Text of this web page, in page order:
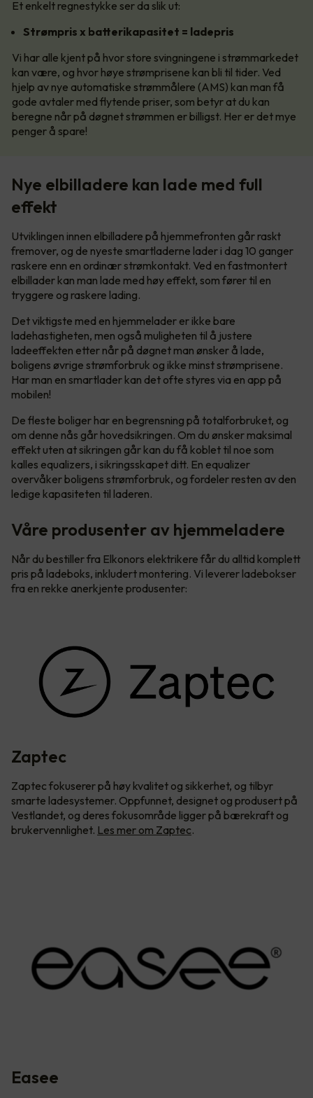
Et enkelt regnestykke ser da slik ut:
Strømpris x batterikapasitet = ladepris
Vi har alle kjent på hvor store svingningene i strømmarkedet
kan være, og hvor høye strømprisene kan bli til tider. Ved
hjelp av nye automatiske strømmålere (AMS) kan man få
gode avtaler med flytende priser, som betyr at du kan
beregne når på døgnet strømmen er billigst. Her er det mye
penger å spare!
Nye elbilladere kan lade med full
effekt
Utviklingen innen elbilladere på hjemmefronten går raskt
fremover, og de nyeste smartladerne lader i dag 10 ganger
raskere enn en ordinær strømkontakt. Ved en fastmontert
elbillader kan man lade med høy effekt, som fører til en
tryggere og raskere lading.
Det viktigste med en hjemmelader er ikke bare
ladehastigheten, men også muligheten til å justere
ladeeffekten etter når på døgnet man ønsker å lade,
boligens øvrige strømforbruk og ikke minst strømprisene.
Har man en smartlader kan det ofte styres via en app på
mobilen!
De fleste boliger har en begrensning på totalforbruket, og
om denne nås går hovedsikringen. Om du ønsker maksimal
effekt uten at sikringen går kan du få koblet til noe som
kalles equalizers, i sikringsskapet ditt. En equalizer
overvåker boligens strømforbruk, og fordeler resten av den
ledige kapasiteten til laderen.
Våre produsenter av hjemmeladere
Når du bestiller fra Elkonors elektrikere får du alltid komplett
pris på ladeboks, inkludert montering. Vi leverer ladebokser
fra en rekke anerkjente produsenter:
Zaptec
Zaptec fokuserer på høy kvalitet og sikkerhet, og tilbyr
smarte ladesystemer. Oppfunnet, designet og produsert på
Vestlandet, og deres fokusområde ligger på bærekraft og
brukervennlighet. Les mer om Zaptec.
Easee